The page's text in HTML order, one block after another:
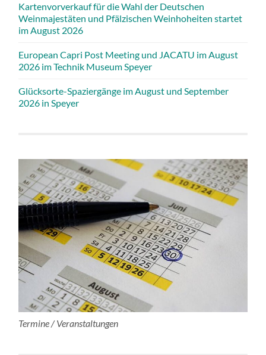
Kartenvorverkauf für die Wahl der Deutschen
Weinmajestäten und Pfälzischen Weinhoheiten startet
im August 2026
European Capri Post Meeting und JACATU im August
2026 im Technik Museum Speyer
Glücksorte-Spaziergänge im August und September
2026 in Speyer
Termine / Veranstaltungen